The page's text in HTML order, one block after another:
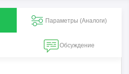
Параметры (Aналоги)
Обсуждение